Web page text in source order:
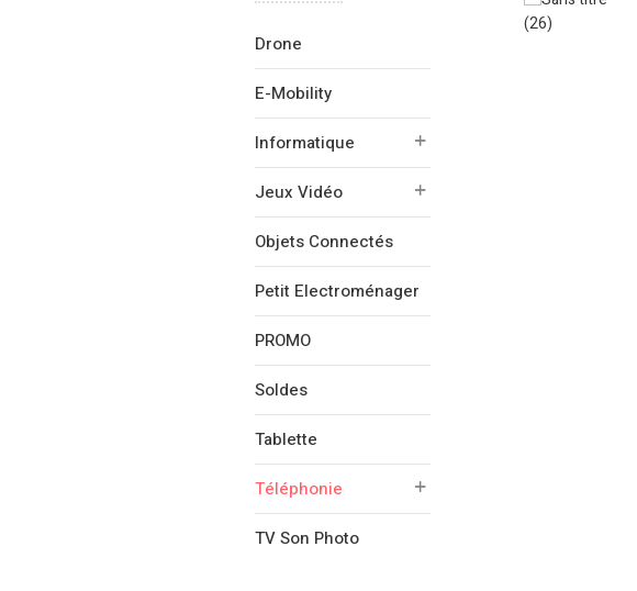
Drone
E-Mobility
Informatique
Jeux Vidéo
Objets Connectés
Petit Electroménager
PROMO
Soldes
Tablette
Téléphonie
TV Son Photo